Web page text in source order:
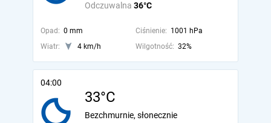
Odczuwalna 36°C
Opad: 0 mm Ciśnienie: 1001 hPa
Wiatr:
4 km/h Wilgotność: 32%
04:00
33°C
Bezchmurnie, słonecznie